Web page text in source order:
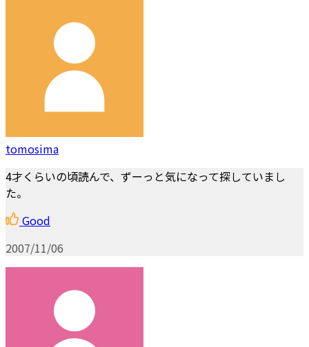
tomosima
4才くらいの頃読んで、ずーっと気になって探していまし
た。
Good
2007/11/06